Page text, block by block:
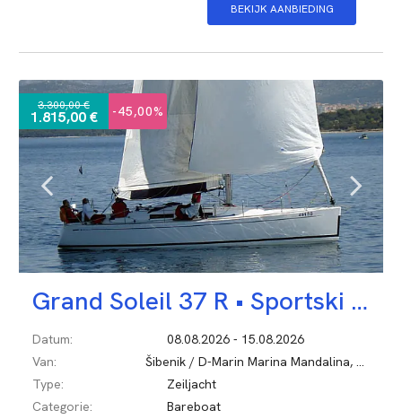
BEKIJK AANBIEDING
-45,00%
3.300,00 €
1.815,00 €
Grand Soleil 37 R • Sportski Vuk
Datum:
08.08.2026 - 15.08.2026
Van:
Šibenik / D-Marin Marina Mandalina, Kroatië
Type:
Zeiljacht
Categorie:
Bareboat